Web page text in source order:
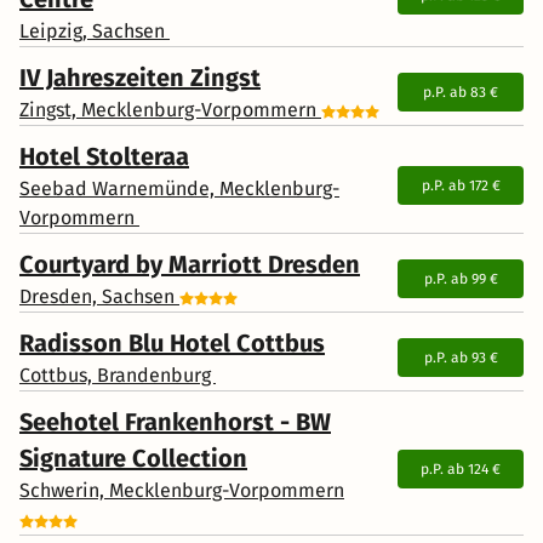
Leipzig, Sachsen
IV Jahreszeiten Zingst
Zingst, Mecklenburg-Vorpommern
p.P. ab 83 €
Hotel Stolteraa
Seebad Warnemünde, Mecklenburg-
Vorpommern
p.P. ab 172 €
Courtyard by Marriott Dresden
Dresden, Sachsen
p.P. ab 99 €
Radisson Blu Hotel Cottbus
Cottbus, Brandenburg
p.P. ab 93 €
Seehotel Frankenhorst - BW
Signature Collection
Schwerin, Mecklenburg-Vorpommern
p.P. ab 124 €